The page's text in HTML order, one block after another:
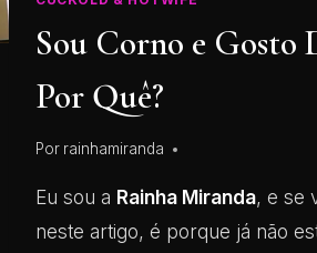
Sou Corno e Gosto
Por Quê?
Por rainhamiranda
Eu sou a Rainha Miranda, e se
neste artigo, é porque já não